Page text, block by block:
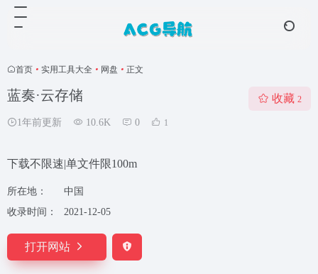
首页 • 实用工具大全 • 网盘 • 正文
蓝奏·云存储
1年前更新 10.6K 0 1
收藏 2
下载不限速|单文件限100m
所在地：
中国
收录时间：
2021-12-05
打开网站